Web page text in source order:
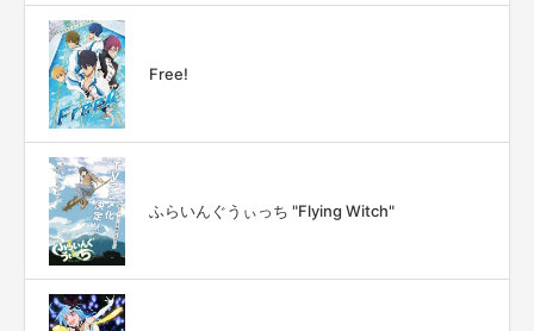
Free!
ふらいんぐうぃっち "Flying Witch"